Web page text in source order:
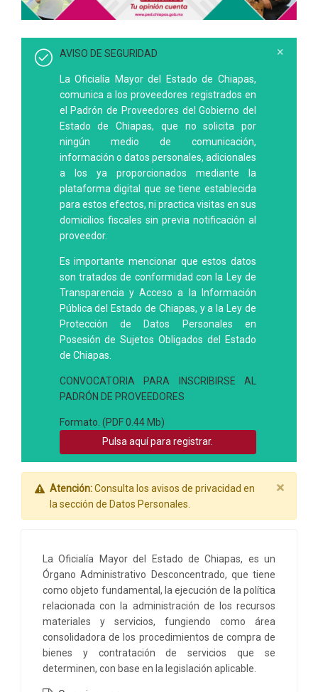
×
AVISO DE SEGURIDAD
La Oficialía Mayor del Estado de Chiapas,
comunica a los proveedores registrados en
el Padrón de Proveedores del Gobierno del
Estado de Chiapas, que no solicita por
ningún medio de comunicación,
información o datos personales, adicionales
a los ya proporcionados mediante la
plataforma digital que se tiene establecida
para estos efectos, ni practica visitas en sus
domicilios fiscales sin previa notificación al
proveedor.
Es importante mencionar que estos datos
son tratados de conformidad con la Ley de
Transparencia y Acceso a la Información
Pública del Estado de Chiapas, y a la Ley de
Protección de Datos Personales en
Posesión de Sujetos Obligados del Estado
de Chiapas.
CONVOCATORIA PARA INSCRIBIRSE AL
PADRÓN DE PROVEEDORES
Formato. (PDF 0.44 Mb)
Pulsa aquí para registrar.
×
Atención:Consulta los avisos de privacidad en
la sección de Datos Personales.
La Oficialía Mayor del Estado de Chiapas, es un
Órgano Administrativo Desconcentrado, que tiene
como objeto fundamental, la ejecución de la política
relacionada con la administración de los recursos
materiales y servicios, fungiendo como área
consolidadora de los procedimientos de compra de
bienes y contratación de servicios que se
determinen, con base en la legislación aplicable.